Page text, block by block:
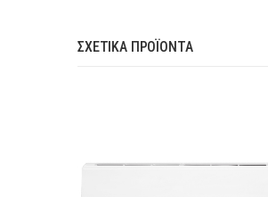
ΣΧΕΤΙΚΆ ΠΡΟΪΌΝΤΑ